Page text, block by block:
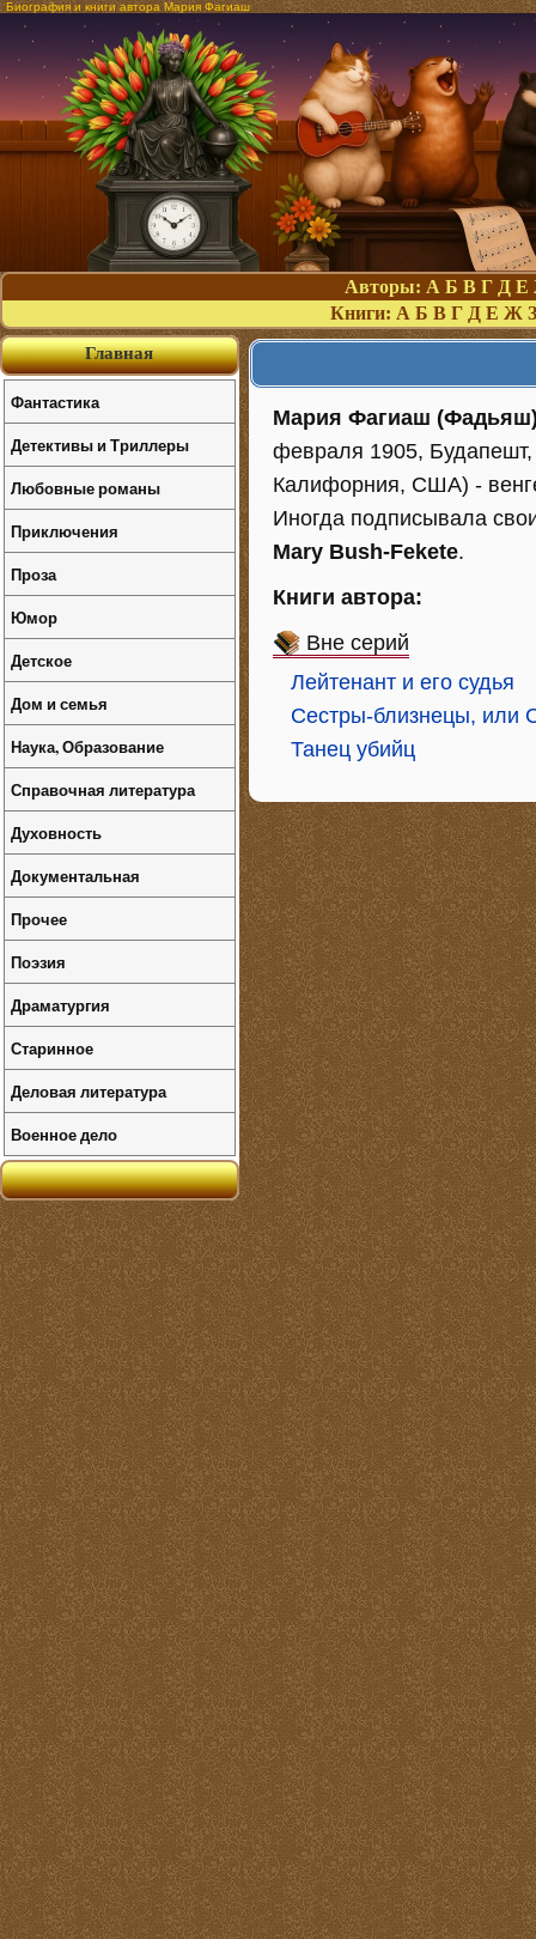
Биография и книги автора Мария Фагиаш
Авторы: А Б В Г Д Е
Книги: А Б В Г Д Е Ж З
Мария Фагиаш
февраля 1905,
Калифорния, США) -
Иногда подписывала
Mary Bush-Fekete.
Книги автора:
Вне серий
Лейтенант и его судья
Сестры-близнецы, или
Танец убийц
Главная
Фантастика
Детективы и Триллеры
Любовные романы
Приключения
Проза
Юмор
Детское
Дом и семья
Наука, Образование
Справочная литература
Духовность
Документальная
Прочее
Поэзия
Драматургия
Старинное
Деловая литература
Военное дело